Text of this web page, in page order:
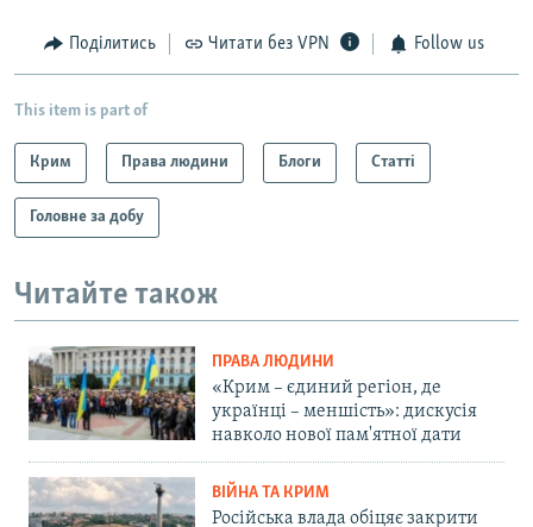
Поділитись Читати без VPN Follow us
This item is part of
Крим Права людини Блоги Статті
Головне за добу
Читайте також
ПРАВА ЛЮДИНИ
«Крим – єдиний регіон, де
українці – меншість»: дискусія
навколо нової пам'ятної дати
ВІЙНА ТА КРИМ
Російська влада обіцяє закрити